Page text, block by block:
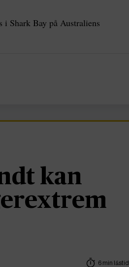
i Shark Bay på Australiens
kan
6 min lästid